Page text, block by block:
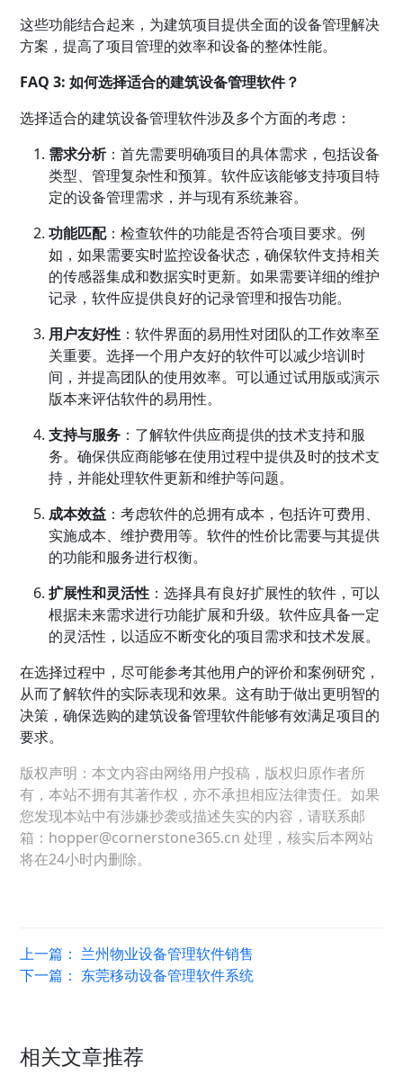
这些功能结合起来，为建筑项目提供全面的设备管理解决
方案，提高了项目管理的效率和设备的整体性能。
FAQ 3: 如何选择适合的建筑设备管理软件？
选择适合的建筑设备管理软件涉及多个方面的考虑：
需求分析：首先需要明确项目的具体需求，包括设备
类型、管理复杂性和预算。软件应该能够支持项目特
定的设备管理需求，并与现有系统兼容。
功能匹配：检查软件的功能是否符合项目要求。例
如，如果需要实时监控设备状态，确保软件支持相关
的传感器集成和数据实时更新。如果需要详细的维护
记录，软件应提供良好的记录管理和报告功能。
用户友好性：软件界面的易用性对团队的工作效率至
关重要。选择一个用户友好的软件可以减少培训时
间，并提高团队的使用效率。可以通过试用版或演示
版本来评估软件的易用性。
支持与服务 ：了解软件供应商提供的技术支持和服
务。确保供应商能够在使用过程中提供及时的技术支
持，并能处理软件更新和维护等问题。
成本效益 ：考虑软件的总拥有成本，包括许可费用、
实施成本、维护费用等。软件的性价比需要与其提供
的功能和服务进行权衡。
扩展性和灵活性：选择具有良好扩展性的软件，可以
根据未来需求进行功能扩展和升级。软件应具备一定
的灵活性，以适应不断变化的项目需求和技术发展。
在选择过程中，尽可能参考其他用户的评价和案例研究，
从而了解软件的实际表现和效果。这有助于做出更明智的
决策，确保选购的建筑设备管理软件能够有效满足项目的
要求。
版权声明：本文内容由网络用户投稿，版权归原作者所
有，本站不拥有其著作权，亦不承担相应法律责任。如果
您发现本站中有涉嫌抄袭或描述失实的内容，请联系邮
箱：hopper@cornerstone365.cn 处理，核实后本网站
将在24小时内删除。
上一篇：兰州物业设备管理软件销售
下一篇：东莞移动设备管理软件系统
相关文章推荐